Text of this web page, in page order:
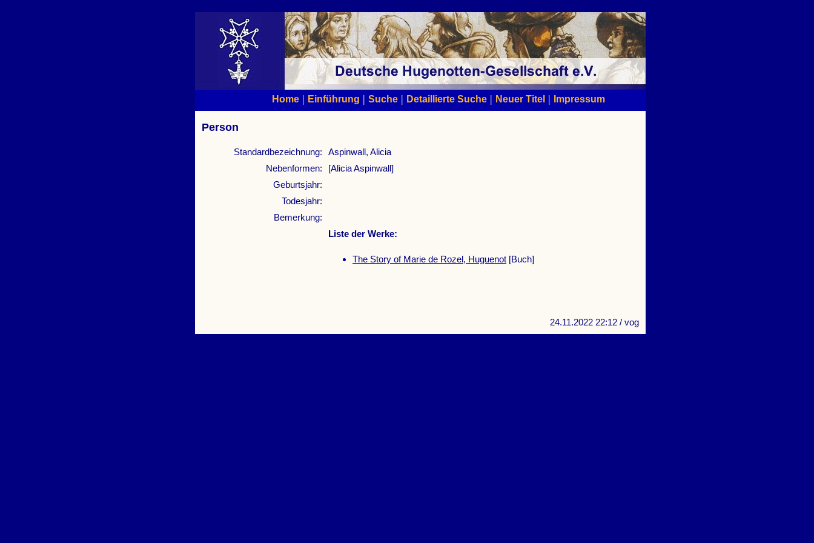
Home | Einführung | Suche | Detaillierte Suche | Neuer Titel | Impressum
Person
Standardbezeichnung:
Aspinwall, Alicia
Nebenformen:
[Alicia Aspinwall]
Geburtsjahr:
Todesjahr:
Bemerkung:
Liste der Werke:
The Story of Marie de Rozel, Huguenot [Buch]
24.11.2022 22:12 / vog